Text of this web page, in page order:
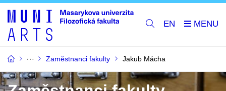
EN
Zaměstnanci fakulty Jakub Mácha